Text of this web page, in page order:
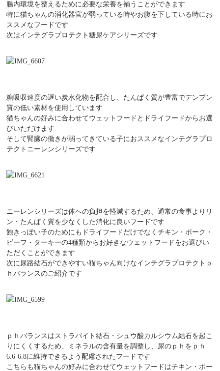
腸内環境を整えるために必要な栄養を補うことができます
特に猫ちゃんの消化器官が弱っている時やお腹を下している時にお
ススメなフードです
次はインテグラプロテクト糖尿ケアシリーズです
糖吸収速度の遅い炭水化物を配合し、たんぱく質が豊富でデンプン
質の低い素材を使用しています
猫ちゃんの好みに合わせてウェットフードとドライフードからお選
びいただけます
そして腎臓の働きが弱ってきている子におススメなインテグラプロ
テクトニーレンシリーズです
ニーレンシリーズは体への負担を軽減するため、通常の食事よりリ
ン・たんぱく質を少なくした消化に良いフードです
飽きっぽい子のためにもドライフードだけでなくチキン・ポーク・
ビーフ・ターキーの4種類からお好きなウェットフードをお選びい
ただくことができます
次に尿路結石ができやすい猫ちゃん向けなインテグラプロテクトｐ
ｈバランスのご紹介です
ｐｈバランスはストラバイト結石・シュウ酸カルシウム結石を起こ
りにくくするため、ミネラルの含有量を調整し、尿のｐｈをｐｈ
6.6-6.8に維持できるよう配慮されたフードです
こちらも猫ちゃんの好みに合わせてウェットフードはチキン・ポー